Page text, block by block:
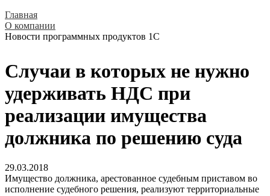
Главная
О компании
Новости программных продуктов 1С
Случаи в которых не нужно
удерживать НДС при
реализации имущества
должника по решению суда
29.03.2018
Имущество должника, арестованное судебным приставом во
исполнение судебного решения, реализуют территориальные